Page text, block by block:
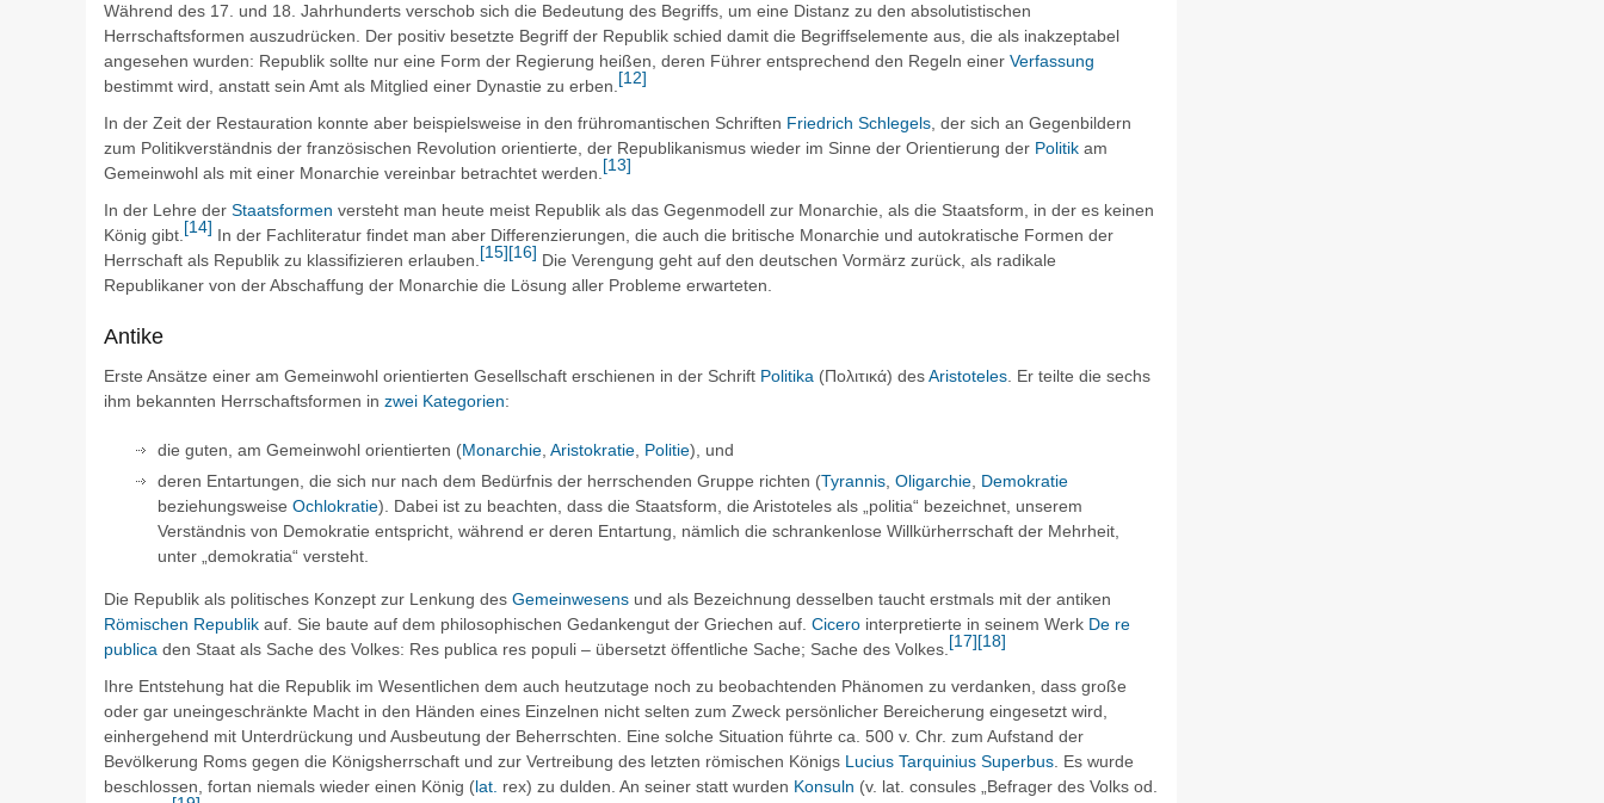
Während des 17. und 18. Jahrhunderts verschob sich die Bedeutung des Begriffs, um eine Distanz zu den absolutistischen
Herrschaftsformen auszudrücken. Der positiv besetzte Begriff der Republik schied damit die Begriffselemente aus, die als inakzeptabel
angesehen wurden: Republik sollte nur eine Form der Regierung heißen, deren Führer entsprechend den Regeln einer Verfassung
bestimmt wird, anstatt sein Amt als Mitglied einer Dynastie zu erben. [12]
In der Zeit der Restauration konnte aber beispielsweise in den frühromantischen Schriften Friedrich Schlegels , der sich an Gegenbildern
zum Politikverständnis der französischen Revolution orientierte, der Republikanismus wieder im Sinne der Orientierung der Politik am
Gemeinwohl als mit einer Monarchie vereinbar betrachtet werden. [13]
In der Lehre der Staatsformen versteht man heute meist Republik als das Gegenmodell zur Monarchie, als die Staatsform, in der es keinen
König gibt. [14] In der Fachliteratur findet man aber Differenzierungen, die auch die britische Monarchie und autokratische Formen der
Herrschaft als Republik zu klassifizieren erlauben. [15][16] Die Verengung geht auf den deutschen Vormärz zurück, als radikale
Republikaner von der Abschaffung der Monarchie die Lösung aller Probleme erwarteten.
Antike
Erste Ansätze einer am Gemeinwohl orientierten Gesellschaft erschienen in der Schrift Politika (Πολιτικά) desAristoteles . Er teilte die sechs
ihm bekannten Herrschaftsformen in zwei Kategorien:
die guten, am Gemeinwohl orientierten (Monarchie Aristokratie Politie), und
deren Entartungen, die sich nur nach dem Bedürfnis der herrschenden Gruppe richten (Tyrannis Oligarchie Demokratie
beziehungsweise Ochlokratie). Dabei ist zu beachten, dass die Staatsform, die Aristoteles als „politia“ bezeichnet, unserem
Verständnis von Demokratie entspricht, während er deren Entartung, nämlich die schrankenlose Willkürherrschaft der Mehrheit,
unter „demokratia“ versteht.
Die Republik als politisches Konzept zur Lenkung des Gemeinwesens und als Bezeichnung desselben taucht erstmals mit der antiken
Römischen Republik auf. Sie baute auf dem philosophischen Gedankengut der Griechen auf. Cicero interpretierte in seinem Werk De re
publica den Staat als Sache des Volkes: Res publica res populi – übersetzt öffentliche Sache; Sache des Volkes [17][18]
Ihre Entstehung hat die Republik im Wesentlichen dem auch heutzutage noch zu beobachtenden Phänomen zu verdanken, dass große
oder gar uneingeschränkte Macht in den Händen eines Einzelnen nicht selten zum Zweck persönlicher Bereicherung eingesetzt wird,
einhergehend mit Unterdrückung und Ausbeutung der Beherrschten. Eine solche Situation führte ca. 500 v. Chr. zum Aufstand der
Bevölkerung Roms gegen die Königsherrschaft und zur Vertreibung des letzten römischen Königs Lucius Tarquinius Superbus . Es wurde
beschlossen, fortan niemals wieder einen König (lat. rex) zu dulden. An seiner statt wurden Konsuln (v. lat. consules „Befrager des Volks od.